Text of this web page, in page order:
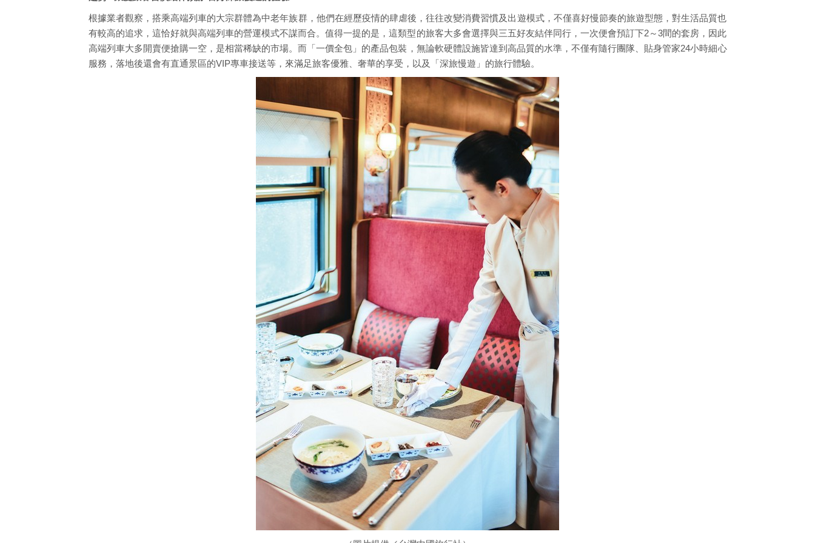
根據業者觀察，搭乘高端列車的大宗群體為中老年族群，他們在經歷疫情的肆虐後，往往改變消費習慣及出遊模式，不僅喜好慢節奏的旅遊型態，對生活品質也
有較高的追求，這恰好就與高端列車的營運模式不謀而合。值得一提的是，這類型的旅客大多會選擇與三五好友結伴同行，一次便會預訂下2～3間的套房，因此
高端列車大多開賣便搶購一空，是相當稀缺的市場。而「一價全包」的產品包裝，無論軟硬體設施皆達到高品質的水準，不僅有隨行團隊、貼身管家24小時細心
服務，落地後還會有直通景區的VIP專車接送等，來滿足旅客優雅、奢華的享受，以及「深旅慢遊」的旅行體驗。